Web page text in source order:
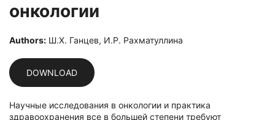
онкологии
Authors: Ш.Х. Ганцев, И.Р. Рахматуллина
DOWNLOAD
Научные исследования в онкологии и практика
здравоохранения все в большей степени требуют